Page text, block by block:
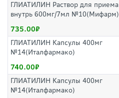
ГЛИАТИЛИН Раствор для приема
внутрь 600мг/7мл №10(Мифарм)
735.00
ГЛИАТИЛИН Капсулы 400мг
№14(Италфармако)
740.00
ГЛИАТИЛИН Капсулы 400мг
№14(Италфармако)